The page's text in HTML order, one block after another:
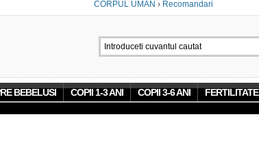
CORPUL UMAN › Recomandari
BEBELUSI COPII 1-3 ANI COPII 3-6 ANI FERTILITATE